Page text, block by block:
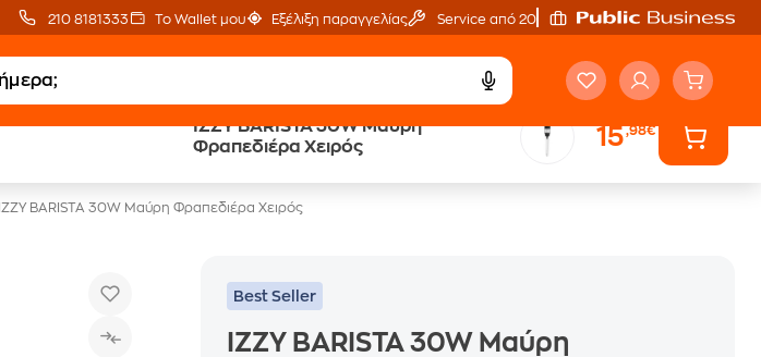
210 8181333 Το Wallet μου Εξέλιξη παραγγελίας Service από 20'
IZZY BARISTA 30W Μαύρη
Φραπεδιέρα Χειρός
15,98€
Δωρεάν Μεταφορικά Public επιστροφή €
IZZY BARISTA 30W Μαύρη Φραπεδιέρα Χειρός
Best Seller
IZZY BARISTA 30W Μαύρη